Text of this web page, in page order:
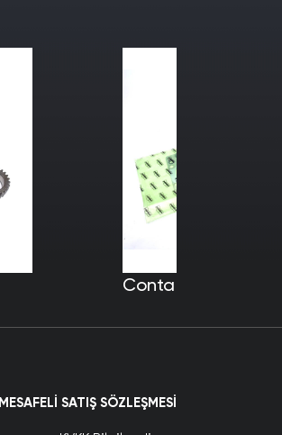
Conta
MESAFELI SATIŞ SÖZLEŞMESI